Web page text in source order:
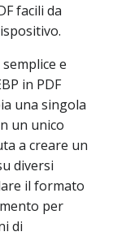
facili da
e
in PDF
una singola
un unico
a creare un
diversi
il formato
per
di